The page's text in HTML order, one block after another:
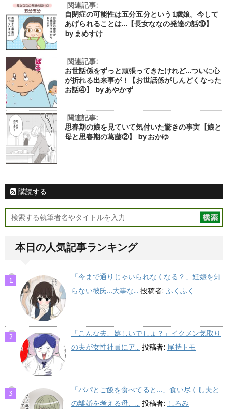
関連記事:
自閉症の可能性は五分五分という1歳娘。今して
あげられることは…【長女ななの発達の話⑩】
by まめすけ
関連記事:
お世話係をずっと頑張ってきたけれど…ついに心
が折れる出来事が！【お世話係がしんどくなった
お話④】 by あやかず
関連記事:
思春期の娘を見ていて気付いた驚きの事実【娘と
母と思春期の葛藤②】 by おかゆ
購読する
本日の人気記事ランキング
「今まで通りじゃいられなくなる？」妊娠を知
らない彼氏…大事な... 投稿者: ふくふく
「こんな夫、嬉しいでしょ？」イクメン気取り
の夫が女性社員にア... 投稿者: 尾持トモ
「パパとご飯を食べてると…」食い尽くし夫と
の離婚を考える母、... 投稿者: しろみ